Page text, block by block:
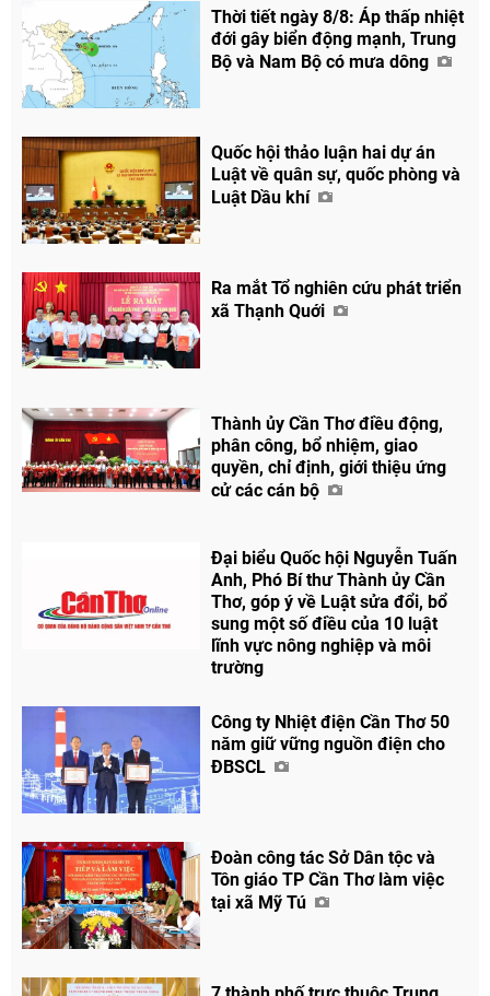
Chia sẻ
Facebook
Thời tiết ngày 8/8: Áp thấp nhiệt
đới gây biển động mạnh, Trung
Bộ và Nam Bộ có mưa dông
Quốc hội thảo luận hai dự án
Luật về quân sự, quốc phòng và
Luật Dầu khí
Ra mắt Tổ nghiên cứu phát triển
xã Thạnh Quới
Thành ủy Cần Thơ điều động,
phân công, bổ nhiệm, giao
quyền, chỉ định, giới thiệu ứng
cử các cán bộ
Đại biểu Quốc hội Nguyễn Tuấn
Anh, Phó Bí thư Thành ủy Cần
Thơ, góp ý về Luật sửa đổi, bổ
sung một số điều của 10 luật
lĩnh vực nông nghiệp và môi
trường
Công ty Nhiệt điện Cần Thơ 50
năm giữ vững nguồn điện cho
ĐBSCL
Đoàn công tác Sở Dân tộc và
Tôn giáo TP Cần Thơ làm việc
tại xã Mỹ Tú